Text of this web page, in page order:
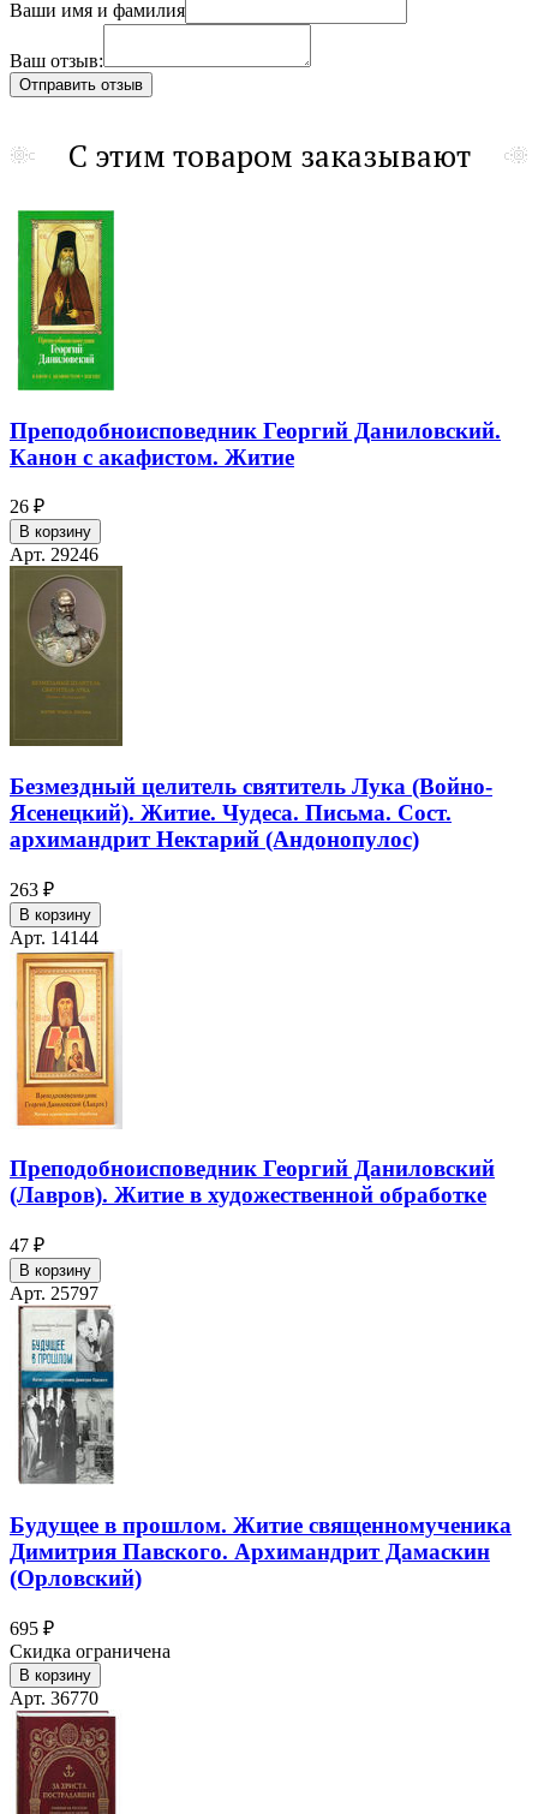
Ваши имя и фамилия
Ваш отзыв:
С этим товаром заказывают
Преподобноисповедник Георгий Даниловский.
Канон с акафистом. Житие
26 ₽
В корзину
Арт. 29246
Безмездный целитель святитель Лука (Войно-
Ясенецкий). Житие. Чудеса. Письма. Сост.
архимандрит Нектарий (Андонопулос)
263 ₽
В корзину
Арт. 14144
Преподобноисповедник Георгий Даниловский
(Лавров). Житие в художественной обработке
47 ₽
В корзину
Арт. 25797
Будущее в прошлом. Житие священномученика
Димитрия Павского. Архимандрит Дамаскин
(Орловский)
695 ₽
Скидка ограничена
В корзину
Арт. 36770